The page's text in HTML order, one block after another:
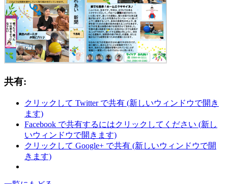
共有:
クリックして Twitter で共有 (新しいウィンドウで開き
ます)
Facebook で共有するにはクリックしてください (新し
いウィンドウで開きます)
クリックして Google+ で共有 (新しいウィンドウで開
きます)